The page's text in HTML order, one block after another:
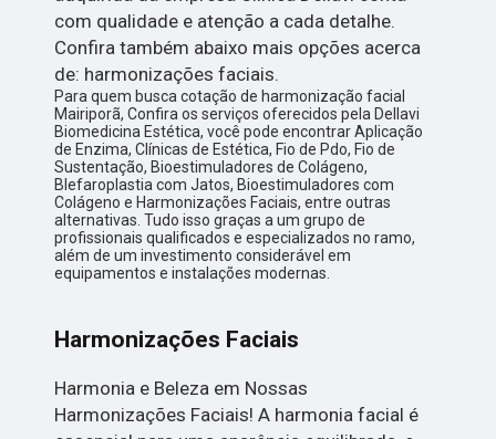
com qualidade e atenção a cada detalhe.
Confira também abaixo mais opções acerca
de: harmonizações faciais.
Para quem busca cotação de harmonização facial
Mairiporã, Confira os serviços oferecidos pela Dellavi
Biomedicina Estética, você pode encontrar Aplicação
de Enzima, Clínicas de Estética, Fio de Pdo, Fio de
Sustentação, Bioestimuladores de Colágeno,
Blefaroplastia com Jatos, Bioestimuladores com
Colágeno e Harmonizações Faciais, entre outras
alternativas. Tudo isso graças a um grupo de
profissionais qualificados e especializados no ramo,
além de um investimento considerável em
equipamentos e instalações modernas.
Harmonizações Faciais
Harmonia e Beleza em Nossas
Harmonizações Faciais! A harmonia facial é